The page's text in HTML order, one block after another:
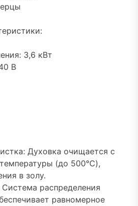
3,6 кВт
В
Духовка очищается с
(до 500°C),
в золу.
распределения
равномерное